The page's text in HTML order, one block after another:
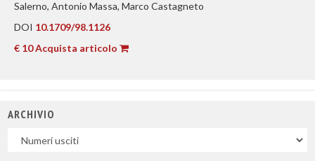
Salerno, Antonio Massa, Marco Castagneto
DOI 10.1709/98.1126
€ 10 Acquista articolo
ARCHIVIO